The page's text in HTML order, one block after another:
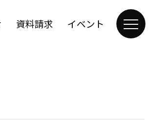
資料請求 イベント